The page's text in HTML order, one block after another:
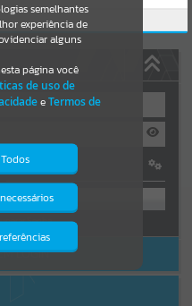
Senha
LOGIN
semelhantes
experiência de
alguns
página você
de uso de
eTermos de
recursos
estar